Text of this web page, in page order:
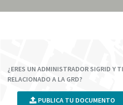
¿ERES UN ADMINISTRADOR SIGRID Y
RELACIONADO A LA GRD?
PUBLICA TU DOCUMENTO